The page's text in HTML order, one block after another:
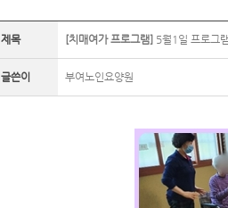
제목 [치매여가 프로그램] 5월1일 프로그
글쓴이 부여노인요양원